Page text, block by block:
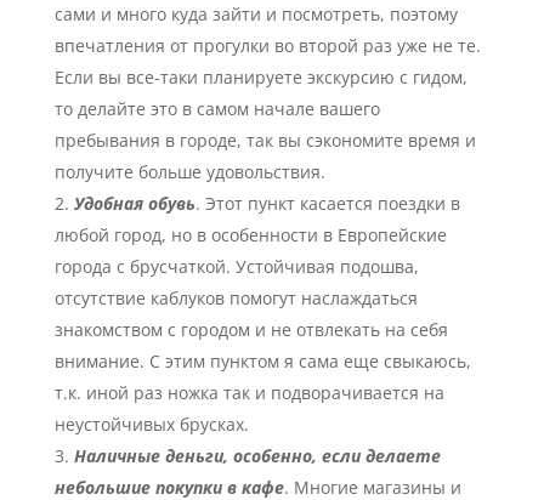
сами и много куда зайти и посмотреть, поэтому
впечатления от прогулки во второй раз уже не те.
Если вы все-таки планируете экскурсию с гидом,
то делайте это в самом начале вашего
пребывания в городе, так вы сэкономите время и
получите больше удовольствия.
Удобная обувь. Этот пункт касается поездки в
любой город, но в особенности в Европейские
города с брусчаткой. Устойчивая подошва,
отсутствие каблуков помогут наслаждаться
знакомством с городом и не отвлекать на себя
внимание. С этим пунктом я сама еще свыкаюсь,
т.к. иной раз ножка так и подворачивается на
неустойчивых брусках.
Наличные деньги, особенно, если делаете
небольшие покупки в кафе. Многие магазины и